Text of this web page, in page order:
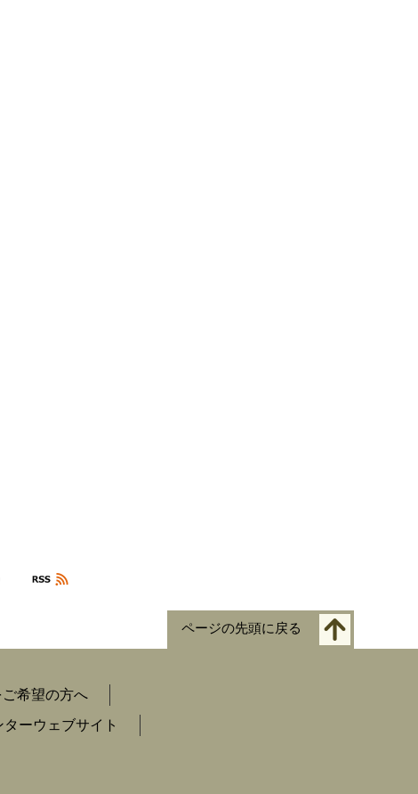
ページの先頭に戻る
希望の方へ
ーウェブサイト